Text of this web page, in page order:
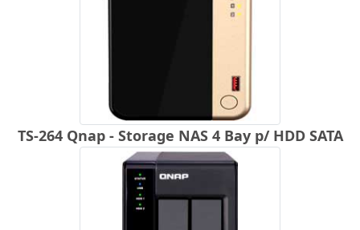
TS-264 Qnap - Storage NAS 4 Bay p/ HDD SATA